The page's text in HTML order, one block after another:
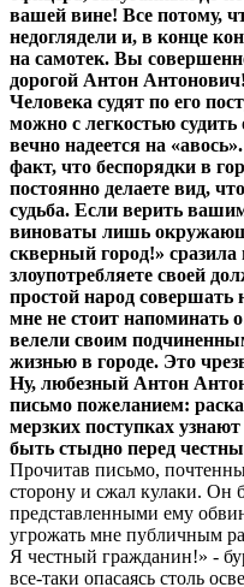
вашей вине! Все потому,
недоглядели и, в конце
на самотек. Вы
дорогой Антон Антонович!
Человека судят по его
можно с легкостью
вечно надеется на
факт, что беспорядки в
постоянно делаете вид,
судьба. Если верить
виноваты лишь
скверный город!»
злоупотребляете своей
простой народ
мне не стоит напоминать
велели своим
жизнью в городе. Это
Ну, любезный Антон
письмо пожеланием:
мерзких поступках
быть стыдно перед
Прочитав письмо,
сторону и сжал кулаки. Он
представленными ему
угрожать мне публичным
Я честный гражданин!» -
все-таки опасаясь столь